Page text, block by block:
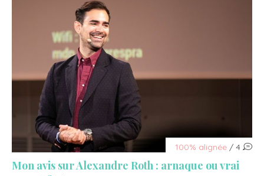
100% alignée / 4
Mon avis sur Alexandre Roth : arnaque ou vrai